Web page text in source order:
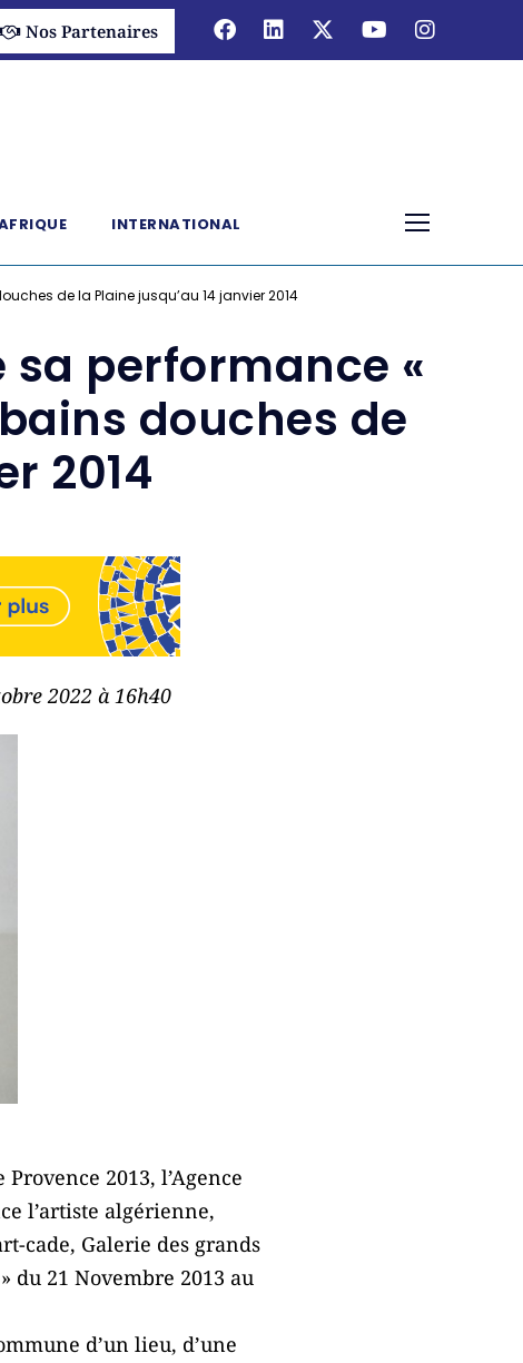
Nos Partenaires
INTERNATIONAL
de la Plaine jusqu’au 14 janvier 2014
sa performance «
douches de
2014
2022 à 16h40
2013, l’Agence
l’artiste algérienne,
cade, Galerie des grands
du 21 Novembre 2013 au
d’un lieu, d’une